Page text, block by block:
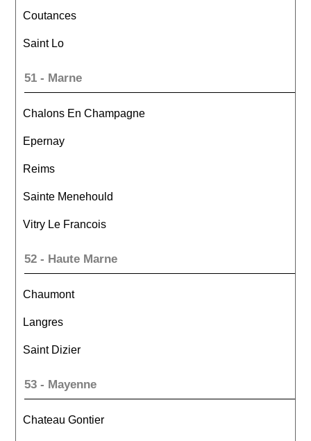
Coutances
Saint Lo
51 - Marne
Chalons En Champagne
Epernay
Reims
Sainte Menehould
Vitry Le Francois
52 - Haute Marne
Chaumont
Langres
Saint Dizier
53 - Mayenne
Chateau Gontier